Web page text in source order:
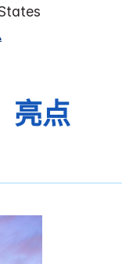
亮点